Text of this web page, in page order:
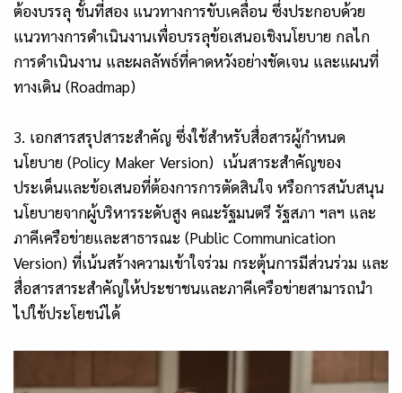
ต้องบรรลุ ชั้นที่สอง แนวทางการขับเคลื่อน ซึ่งประกอบด้วย
แนวทางการดำเนินงานเพื่อบรรลุข้อเสนอเชิงนโยบาย กลไก
การดำเนินงาน และผลลัพธ์ที่คาดหวังอย่างชัดเจน และแผนที่
ทางเดิน (Roadmap)
3. เอกสารสรุปสาระสำคัญ ซึ่งใช้สำหรับสื่อสารผู้กำหนด
นโยบาย (Policy Maker Version) เน้นสาระสำคัญของ
ประเด็นและข้อเสนอที่ต้องการการตัดสินใจ หรือการสนับสนุน
นโยบายจากผู้บริหารระดับสูง คณะรัฐมนตรี รัฐสภา ฯลฯ และ
ภาคีเครือข่ายและสาธารณะ (Public Communication
Version) ที่เน้นสร้างความเข้าใจร่วม กระตุ้นการมีส่วนร่วม และ
สื่อสารสาระสำคัญให้ประชาชนและภาคีเครือข่ายสามารถนำ
ไปใช้ประโยชน์ได้